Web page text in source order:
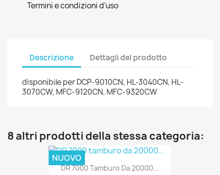
Termini e condizioni d'uso
Descrizione Dettagli del prodotto
disponibile per DCP-9010CN, HL-3040CN, HL-
3070CW, MFC-9120CN, MFC-9320CW
8 altri prodotti della stessa categoria:
DR 7000 Tamburo Da 20000...
NUOVO